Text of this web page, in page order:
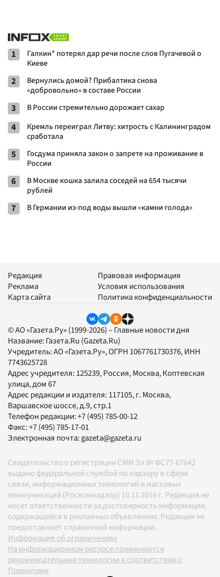
1
Галкин* потерял дар речи после слов Пугачевой о
Киеве
2
Вернулись домой? Прибалтика снова
«добровольно» в составе России
3 В России стремительно дорожает сахар
4
Кремль переиграл Литву: хитрость с Калининградом
сработала
5
Госдума приняла закон о запрете на проживание в
России
6
В Москве кошка залила соседей на 654 тысячи
рублей
7 В Германии из-под воды вышли «камни голода»
Редакция
Реклама
Карта сайта
Правовая информация
Условия использования
Политика конфиденциальности
© АО «Газета.Ру» (1999-2026) – Главные новости дня
Название: Газета.Ru (Gazeta.Ru)
Учредитель:АО «Газета.Ру», ОГРН 1067761730376, ИНН
7743625728
Адрес учредителя: 125239, Россия, Москва, Коптевская
улица, дом 67
Адрес редакции и издателя: 117105, г. Москва,
Варшавское шоссе, д.9, стр.1
Телефон редакции:+7 (495) 785-00-12
Факс:+7 (495) 785-17-01
Электронная почта: gazeta@gazeta.ru
Свидетельство о регистрации СМИ Эл № ФС77-67642
выдано федеральной службой по надзору в сфере
связи, информационных технологий и массовых
коммуникаций (Роскомнадзор) 10.11.2016 г. Редакция не
несет ответственности за достоверность информации,
содержащейся в рекламных объявлениях. Редакция не
предоставляет справочной информации.
Информация об ограничениях
На информационном ресурсе применяются
рекомендательные технологии в соответствии с
Правилами